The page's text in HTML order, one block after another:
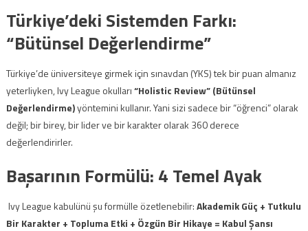
Türkiye’deki Sistemden Farkı:
“Bütünsel Değerlendirme”
Türkiye’de üniversiteye girmek için sınavdan (YKS) tek bir puan almanız
yeterliyken, Ivy League okulları“Holistic Review” (Bütünsel
Değerlendirme)yöntemini kullanır. Yani sizi sadece bir “öğrenci” olarak
değil; bir birey, bir lider ve bir karakter olarak 360 derece
değerlendirirler.
Başarının Formülü: 4 Temel Ayak
Ivy League kabulünü şu formülle özetlenebilir:Akademik Güç + Tutkulu
Bir Karakter + Topluma Etki + Özgün Bir Hikaye = Kabul Şansı